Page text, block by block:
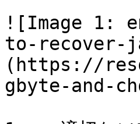
![Image 1:
to-recover-
(https://
gbyte-and-